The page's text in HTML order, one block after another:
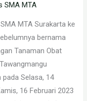
SMA MTA
MTA Surakarta ke
bernama
Tanaman Obat
pada Selasa, 14
16 Februari 2023